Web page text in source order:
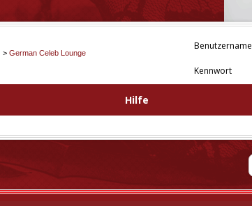
> German Celeb Lounge
Benutzername
Kennwort
Hilfe